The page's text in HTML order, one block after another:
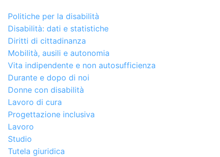
Politiche per la disabilità
Disabilità: dati e statistiche
Diritti di cittadinanza
Mobilità, ausili e autonomia
Vita indipendente e non autosufficienza
Durante e dopo di noi
Donne con disabilità
Lavoro di cura
Progettazione inclusiva
Lavoro
Studio
Tutela giuridica